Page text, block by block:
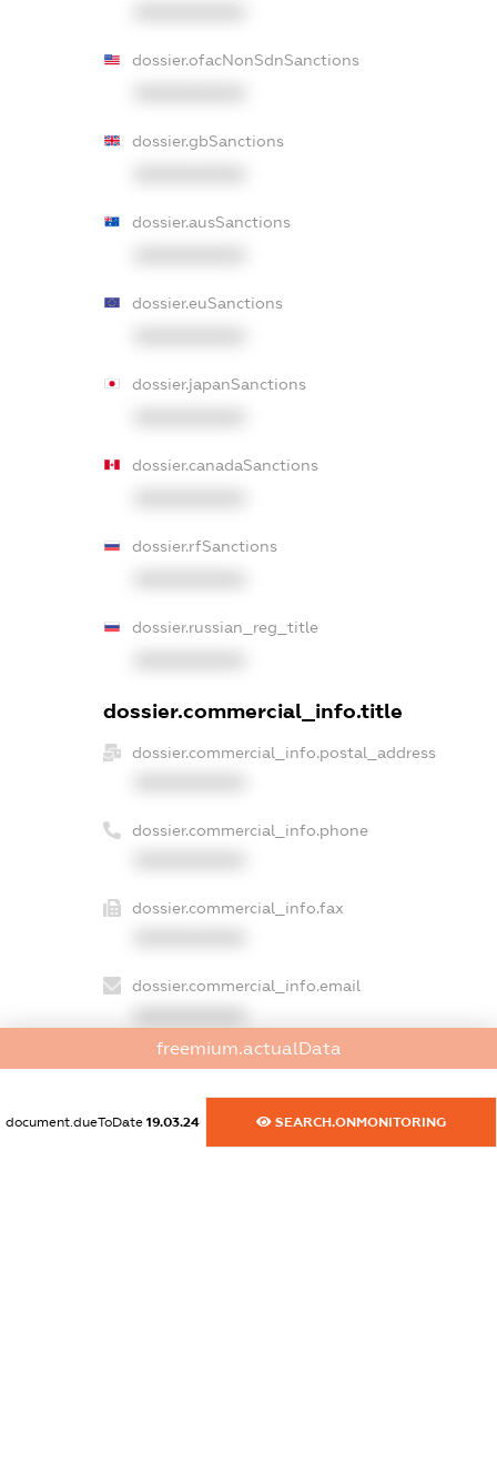
dossier.ofacNonSdnSanctions
dossier.gbSanctions
dossier.ausSanctions
dossier.euSanctions
dossier.japanSanctions
dossier.canadaSanctions
dossier.rfSanctions
dossier.russian_reg_title
dossier.commercial_info.title
dossier.commercial_info.postal_address
dossier.commercial_info.phone
dossier.commercial_info.fax
dossier.commercial_info.email
XXXXXXXXXX
freemium.actualData
document.dueToDate 19.03.24 SEARCH.ONMONITORING